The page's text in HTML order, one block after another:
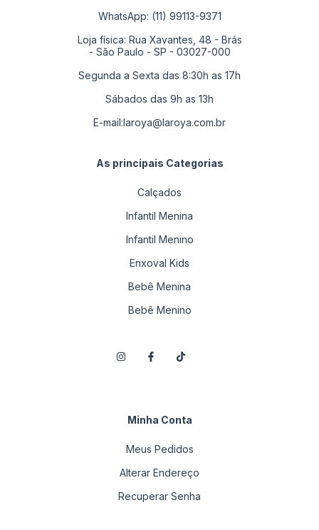
WhatsApp: (11) 99113-9371
Loja física: Rua Xavantes, 48 - Brás
- São Paulo - SP - 03027-000
Segunda a Sexta das 8:30h as 17h
Sábados das 9h as 13h
E-mail:laroya@laroya.com.br
As principais Categorias
Calçados
Infantil Menina
Infantil Menino
Enxoval Kids
Bebê Menina
Bebê Menino
Minha Conta
Meus Pedidos
Alterar Endereço
Recuperar Senha